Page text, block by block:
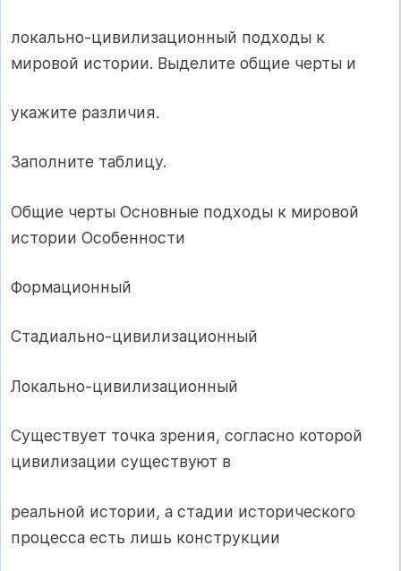
локально-цивилизационный подходы к
мировой истории. Выделите общие черты и
укажите различия.
Заполните таблицу.
Общие черты Основные подходы к мировой
истории Особенности
Формационный
Стадиально-цивилизационный
Локально-цивилизационный
Существует точка зрения, согласно которой
цивилизации существуют в
реальной истории, а стадии исторического
процесса есть лишь конструкции